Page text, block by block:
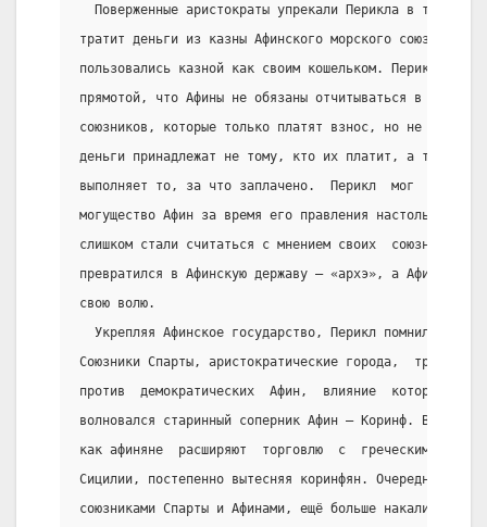
Поверженные аристократы упрекали Перикла в том,
тратит деньги из казны Афинского морского союза.
пользовались казной как своим кошельком. Перикл же
прямотой, что Афины не обязаны отчитываться в
союзников, которые только платят взнос, но не дают
деньги принадлежат не тому, кто их платит, а тому,
выполняет то, за что заплачено.  Перикл  мог
могущество Афин за время его правления настолько
слишком стали считаться с мнением своих  союзников.
превратился в Афинскую державу — «архэ», а Афины —
свою волю.
Укрепляя Афинское государство, Перикл помнил о
Союзники Спарты, аристократические города,
против  демократических  Афин,  влияние  которых
волновался старинный соперник Афин — Коринф. В  нём
как афиняне  расширяют  торговлю  с  греческими
Сицилии, постепенно вытесняя коринфян. Очередной
союзниками Спарты и Афинами, ещё больше накалил